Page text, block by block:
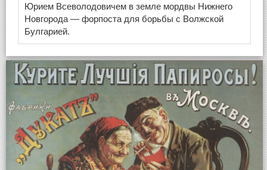
Юрием Всеволодовичем в земле мордвы Нижнего
Новгорода — форпоста для борьбы с Волжской
Булгарией.